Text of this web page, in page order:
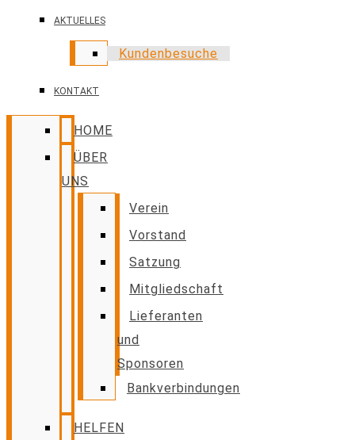
AKTUELLES
Kundenbesuche
KONTAKT
HOME
ÜBER
UNS
Verein
Vorstand
Satzung
Mitgliedschaft
Lieferanten
und
Sponsoren
Bankverbindungen
HELFEN